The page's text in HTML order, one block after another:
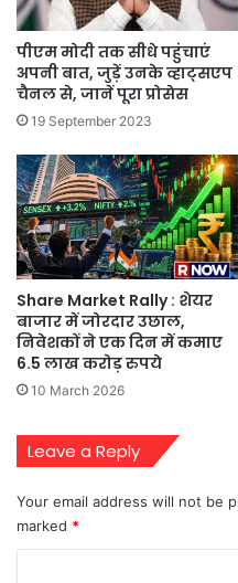
पीएम मोदी तक सीधे पहुंचाएं
अपनी बात, जुड़ें उनके व्हाट्सएप
चैनल से, जानें पूरा प्रोसेस
19 September 2023
Share Market Rally : शेयर
बाजार में जोरदार उछाल,
निवेशकों ने एक दिन में कमाए
6.5 लाख करोड़ रुपये
10 March 2026
Leave a Reply
Your email address will not be
marked *